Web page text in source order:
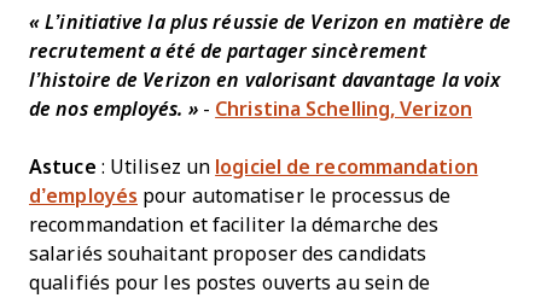
« L’initiative la plus réussie de Verizon en matière de
recrutement a été de partager sincèrement
l’histoire de Verizon en valorisant davantage la voix
de nos employés. » - Christina Schelling, Verizon
Astuce : Utilisez un logiciel de recommandation
d’employés pour automatiser le processus de
recommandation et faciliter la démarche des
salariés souhaitant proposer des candidats
qualifiés pour les postes ouverts au sein de